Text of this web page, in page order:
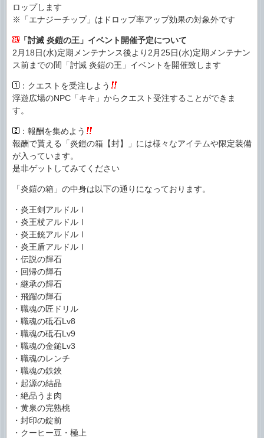
ロップします
※「エナジーチップ」はドロップ率アップ効果の対象外です
「討滅 炎鎧の王」イベント開催予定について
2月18日(水)定期メンテナンス後より2月25日(水)定期メンテナン
ス前までの間「討滅 炎鎧の王」イベントを開催致します
：クエストを受注しよう
浮遊広場のNPC「キキ」からクエスト受注することができま
す。
：報酬を集めよう
報酬で貰える「炎鎧の箱【封】」には様々なアイテムや限定装備
が入っています。
是非ゲットしてみてください
「炎鎧の箱」の中身は以下の通りになっております。
・炎王剣アルドルⅠ
・炎王杖アルドルⅠ
・炎王銃アルドルⅠ
・炎王盾アルドルⅠ
・伝説の輝石
・回帰の輝石
・継承の輝石
・飛躍の輝石
・職魂の匠ドリル
・職魂の砥石Lv8
・職魂の砥石Lv9
・職魂の金鎚Lv3
・職魂のレンチ
・職魂の鉄鋏
・起源の結晶
・絶品うま肉
・黄泉の完熟桃
・封印の錠前
・クーヒー豆・極上